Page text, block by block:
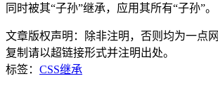
同时被其“子孙”继承，应用其所有“子孙”。
文章版权声明：除非注明，否则均为一点网
复制请以超链接形式并注明出处。
标签： CSS继承